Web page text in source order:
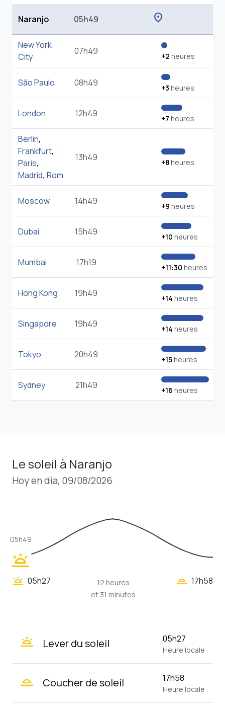
Naranjo 05h49 location_on
New York
City
07h49 +2 heures
São Paulo 08h49 +3 heures
London 12h49 +7 heures
Berlin,
Frankfurt,
Paris,
Madrid, Rom
13h49 +8heures
Moscow 14h49 +9 heures
Dubai 15h49 +10 heures
Mumbai 17h19 +11:30 heures
Hong Kong 19h49 +14 heures
Singapore 19h49 +14 heures
Tokyo 20h49 +15heures
Sydney 21h49 +16 heures
Le soleil à Naranjo
Hoy en día, 09/08/2026
wb_twilight
05h49
wb_twilight 05h27
12 heures
et 31 minutes
wb_twilight_2 17h58
wb_twilight Lever du soleil 05h27
Heure locale
wb_twilight_2 Coucher de soleil 17h58
Heure locale